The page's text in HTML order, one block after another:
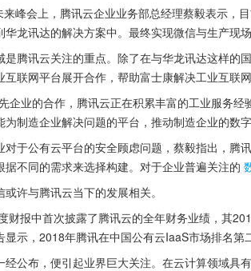
峰会上，腾讯云企业业务部总经理蔡毅表示，
龙讯达的解决方案中。最终实现微信与生产现场
是腾讯云关注的重点。除了在与华龙讯达这样的
联网平台展开合作，帮助富士康解决工业互联
企业的合作，腾讯云正在积累丰富的工业服务
制造企业解决问题的平台，推动制造企业的数字
于公有云平台的安全顾虑问题，蔡毅指出，腾
据不同的需求来选择构建。对于企业普遍关注的
许与腾讯云当下的发展相关。
财报中首次披露了腾讯云的全年财务业绩，其
示，2018年腾讯在中国公有云IaaS市场排名第
经公布，便引起业界巨大关注。在云计算领域